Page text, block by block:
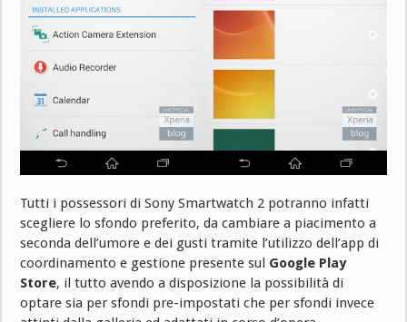
Tutti i possessori di Sony Smartwatch 2 potranno infatti
scegliere lo sfondo preferito, da cambiare a piacimento a
seconda dell’umore e dei gusti tramite l’utilizzo dell’app di
coordinamento e gestione presente sul Google Play
Store, il tutto avendo a disposizione la possibilità di
optare sia per sfondi pre-impostati che per sfondi invece